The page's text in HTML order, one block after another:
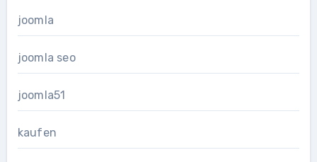
joomla
joomla seo
joomla51
kaufen